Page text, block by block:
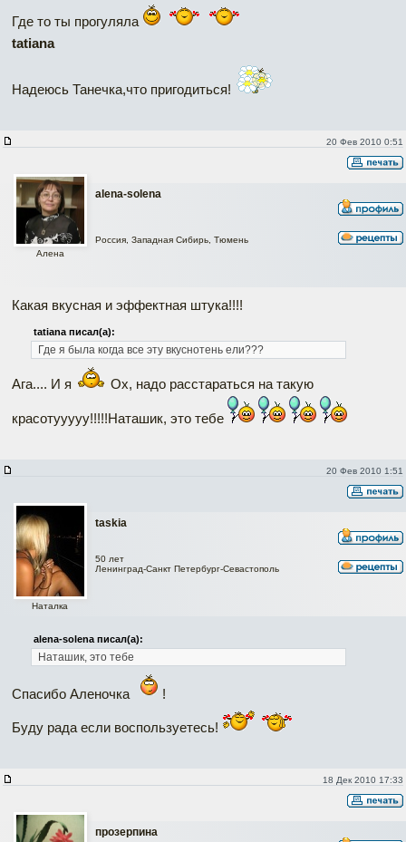
Где то ты прогуляла
tatiana
Надеюсь Танечка,что пригодиться!
20 Фев 2010 0:51
alena-solena
Алена
Россия, Западная Сибирь, Тюмень
Какая вкусная и эффектная штука!!!!
tatiana писал(а):
Где я была когда все эту вкуснотень ели???
Ага.... И я Ох, надо расстараться на такую
красотууууу!!!!!Наташик, это тебе
20 Фев 2010 1:51
taskia
Наталка
50 лет
Ленинград-Санкт Петербург-Севастополь
alena-solena писал(а):
Наташик, это тебе
Спасибо Аленочка !
Буду рада если воспользуетесь!
18 Дек 2010 17:33
прозерпина